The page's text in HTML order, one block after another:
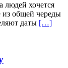
людей хочется
из общей череды
даты […]